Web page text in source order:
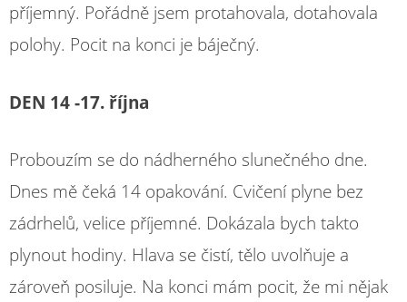
příjemný. Pořádně jsem protahovala, dotahovala
polohy. Pocit na konci je báječný.
DEN 14 -17. října
Probouzím se do nádherného slunečného dne.
Dnes mě čeká 14 opakování. Cvičení plyne bez
zádrhelů, velice příjemné. Dokázala bych takto
plynout hodiny. Hlava se čistí, tělo uvolňuje a
zároveň posiluje. Na konci mám pocit, že mi nějak